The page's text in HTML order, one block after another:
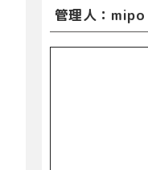
管理人：mipo